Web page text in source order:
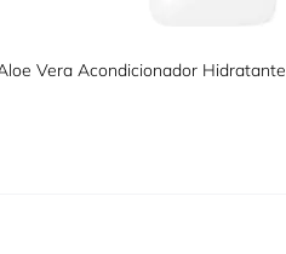
Vera Acondicionador Hidratante